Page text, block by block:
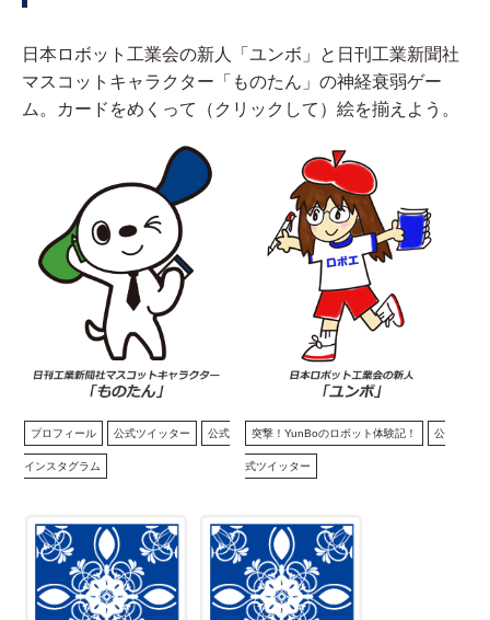
日本ロボット工業会の新人「ユンボ」と日刊工業新聞社
マスコットキャラクター「ものたん」の神経衰弱ゲー
ム。カードをめくって（クリックして）絵を揃えよう。
プロフィール 公式ツイッター 公式
インスタグラム
突撃！YunBoのロボット体験記！ 公
式ツイッター